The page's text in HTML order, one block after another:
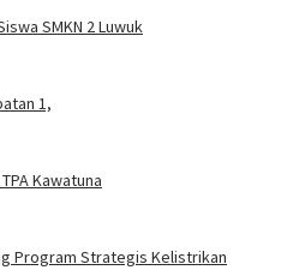
SMKN 2 Luwuk
1,
Kawatuna
Program Strategis Kelistrikan